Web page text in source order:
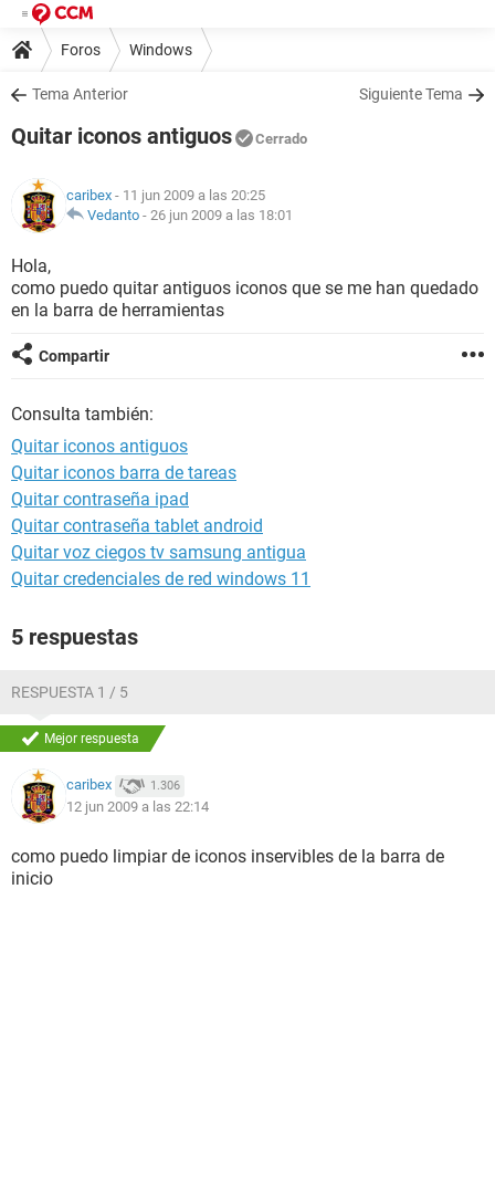
Foros Windows
Tema Anterior Siguiente Tema
Quitar iconos antiguos Cerrado
caribex - 11 jun 2009 a las 20:25
Vedanto - 26 jun 2009 a las 18:01
Hola,
como puedo quitar antiguos iconos que se me han quedado
en la barra de herramientas
Compartir
Consulta también:
Quitar iconos antiguos
Quitar iconos barra de tareas
Quitar contraseña ipad
Quitar contraseña tablet android
Quitar voz ciegos tv samsung antigua
Quitar credenciales de red windows 11
5 respuestas
RESPUESTA 1 / 5
Mejor respuesta
caribex 1.306
12 jun 2009 a las 22:14
como puedo limpiar de iconos inservibles de la barra de
inicio